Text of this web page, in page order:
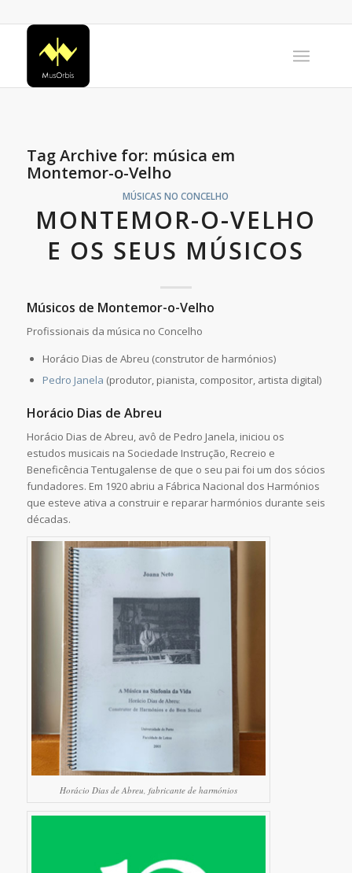
Tag Archive for: música em
Montemor-o-Velho
MÚSICAS NO CONCELHO
MONTEMOR-O-VELHO
E OS SEUS MÚSICOS
Músicos de Montemor-o-Velho
Profissionais da música no Concelho
Horácio Dias de Abreu (construtor de harmónios)
Pedro Janela (produtor, pianista, compositor, artista digital)
Horácio Dias de Abreu
Horácio Dias de Abreu, avô de Pedro Janela, iniciou os
estudos musicais na Sociedade Instrução, Recreio e
Beneficência Tentugalense de que o seu pai foi um dos sócios
fundadores. Em 1920 abriu a Fábrica Nacional dos Harmónios
que esteve ativa a construir e reparar harmónios durante seis
décadas.
Horácio Dias de Abreu, fabricante de harmónios